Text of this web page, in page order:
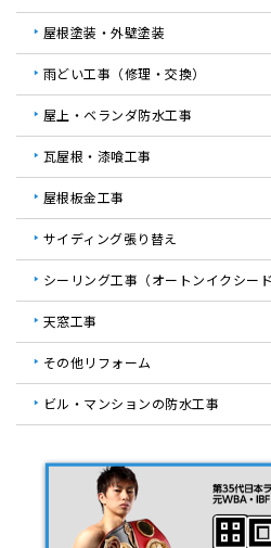
屋根塗装・外壁塗装
雨どい工事（修理・交換）
屋上・ベランダ防水工事
瓦屋根・漆喰工事
屋根板金工事
サイディング張り替え
シーリング工事（オートンイクシード
天窓工事
その他リフォーム
ビル・マンションの防水工事